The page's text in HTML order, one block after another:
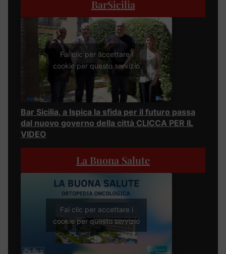
BarSicilia
Fai clic per accettare i
cookie per questo servizio
Bar Sicilia, a Ispica la sfida per il futuro passa
dal nuovo governo della città CLICCA PER IL
VIDEO
La Buona Salute
Fai clic per accettare i
cookie per questo servizio